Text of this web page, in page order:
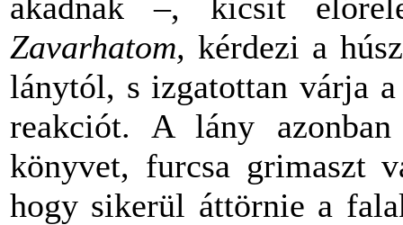
Zavarhatom,kérdezi a
lánytól, s izgatottan várja
reakciót. A lány
könyvet, furcsa grimaszt
hogy sikerül áttörnie a